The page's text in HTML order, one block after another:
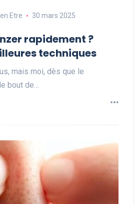
Etre 30 mars 2025
rapidement ?
techniques
mais moi, dès que le
bout de…